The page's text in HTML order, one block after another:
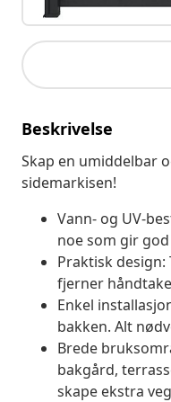
Beskrivelse
Skap en umiddelbar
sidemarkisen!
Vann- og UV-
noe som gir
Praktisk
fjerner
Enkel
bakken. Alt
Brede
bakgård,
skape ekstra